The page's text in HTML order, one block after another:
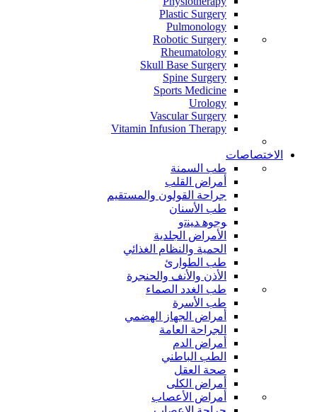
Plastic Surgery
Pulmonology
Robotic Surgery
Rheumatology
Skull Base Surgery
Spine Surgery
Sports Medicine
Urology
Vascular Surgery
Vitamin Infusion Therapy
الاختصاصات
طب السمنة
أمراض القلب
جراحة القولون والمستقيم
طب الأسنان
ﻮﺟﻮﻫ ﺪﻴﻨﺗﻭ
الأمراض الجلدية
الحمية والنظام الغذائي
طب الطوارئ
الأذن والأنف والحنجرة
طب الغدد الصماء
طب الأسرة
أمراض الجهاز الهضمي
الجراحة العامة
أمراض الدم
الطب الباطني
صحة العقل
أمراض الكلى
أمراض الأعصاب